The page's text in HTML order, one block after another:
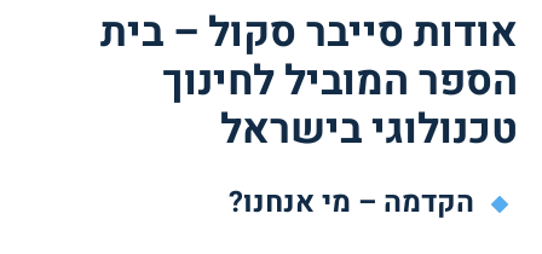
אודות סייבר סקול – בית
הספר המוביל לחינוך
טכנולוגי בישראל
הקדמה – מי אנחנו?